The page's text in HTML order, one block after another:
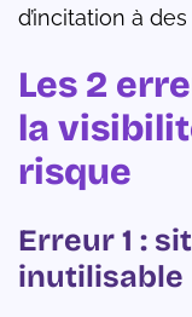
d’incitation à
Les 2
la
risque
Erreur 1 :
inutilisable